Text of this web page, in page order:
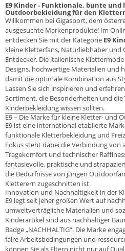
E9 Kinder - Funktionale, bunte und
Outdoorbekleidung für den
Willkommen bei Gigasport, dem
ausgesuchte Markenprodukte! Im
entdecken Sie mit der Kategorie E9
kleine Kletterfans, Naturliebhaber
Entdecker. Die italienische
Designs, hochwertige Materialien und
damit die optimale Kombination aus
Lassen Sie sich inspirieren und
Sortiment, die Besonderheiten und die
Kinderbekleidung wissen sollten.
E9 – Die Marke für kleine Kletter- und
E9 ist eine international etablierte
funktionale Kletterbekleidung und
Fokus steht dabei die Verbindung von
Tragekomfort und technischer
fantasievolle, praktische und
die Bedürfnisse von jungen
Kletterern zugeschnitten ist.
Innovation und Nachhaltigkeit in der
E9 legt seit jeher großen Wert auf
umweltverträgliche Materialien und
Kinderartikel sind aus nachhaltiger
Badge „NACHHALTIG“. Die Marke
faire Arbeitsbedingungen und
können Sie als Eltern nicht nur auf